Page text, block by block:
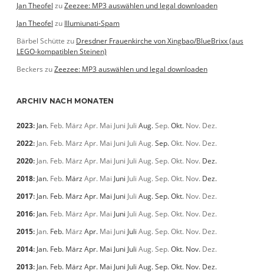
Jan Theofel zuZeezee: MP3 auswählen und legal downloaden
Jan Theofel zu Illumiunati-Spam
Bärbel Schütte zu Dresdner Frauenkirche von Xingbao/BlueBrixx (aus
LEGO-kompatiblen Steinen)
Beckers zuZeezee: MP3 auswählen und legal downloaden
ARCHIV NACH MONATEN
2023: Jan. Feb. März Apr. Mai Juni Juli Aug.Sep.Okt. Nov. Dez.
2022: Jan. Feb. März Apr. Mai Juni Juli Aug.Sep.Okt. Nov. Dez.
2020: Jan. Feb. März Apr. Mai Juni Juli Aug.Sep.Okt. Nov. Dez.
2018: Jan. Feb. März Apr. Mai Juni Juli Aug.Sep.Okt. Nov. Dez.
2017: Jan. Feb. März Apr. Mai Juni Juli Aug.Sep.Okt. Nov. Dez.
2016: Jan. Feb. März Apr. Mai Juni Juli Aug.Sep.Okt. Nov. Dez.
2015: Jan. Feb. März Apr. Mai Juni Juli Aug.Sep.Okt. Nov. Dez.
2014: Jan. Feb. März Apr. Mai Juni Juli Aug.Sep.Okt. Nov. Dez.
2013: Jan. Feb. März Apr. Mai Juni Juli Aug.Sep.Okt. Nov. Dez.